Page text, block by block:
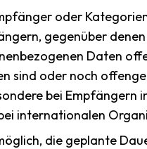
oder
gegenüber
Daten
sind oder noch
bei Empfängern
internationalen
die geplante